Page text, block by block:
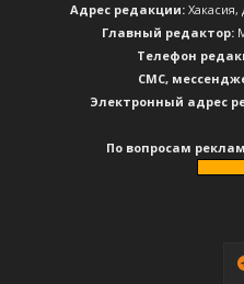
Адрес редакции:Хакасия,
Главный редактор:
Телефон
CМС,
Электронный адрес
По вопросам